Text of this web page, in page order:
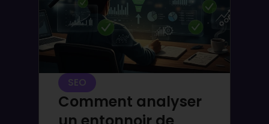
SEO
Comment analyser